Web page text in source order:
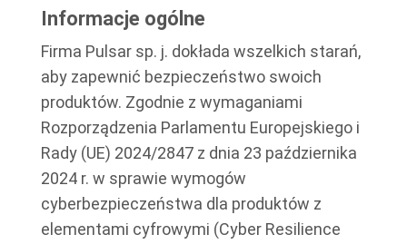
Informacje ogólne
Firma Pulsar sp. j. dokłada wszelkich starań,
aby zapewnić bezpieczeństwo swoich
produktów. Zgodnie z wymaganiami
Rozporządzenia Parlamentu Europejskiego i
Rady (UE) 2024/2847 z dnia 23 października
2024 r. w sprawie wymogów
cyberbezpieczeństwa dla produktów z
elementami cyfrowymi (Cyber Resilience